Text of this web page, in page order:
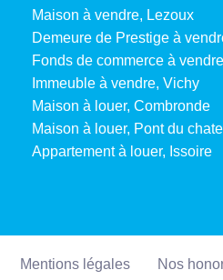
Maison à vendre, Lezoux
Demeure de Prestige à
Fonds de commerce à
Immeuble à vendre, Vichy
Maison à louer, Combronde
Maison à louer, Pont du
Appartement à louer, Issoire
Mentions légales Nos